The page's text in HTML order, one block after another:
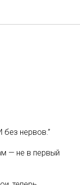
нервов.”
— не в первый